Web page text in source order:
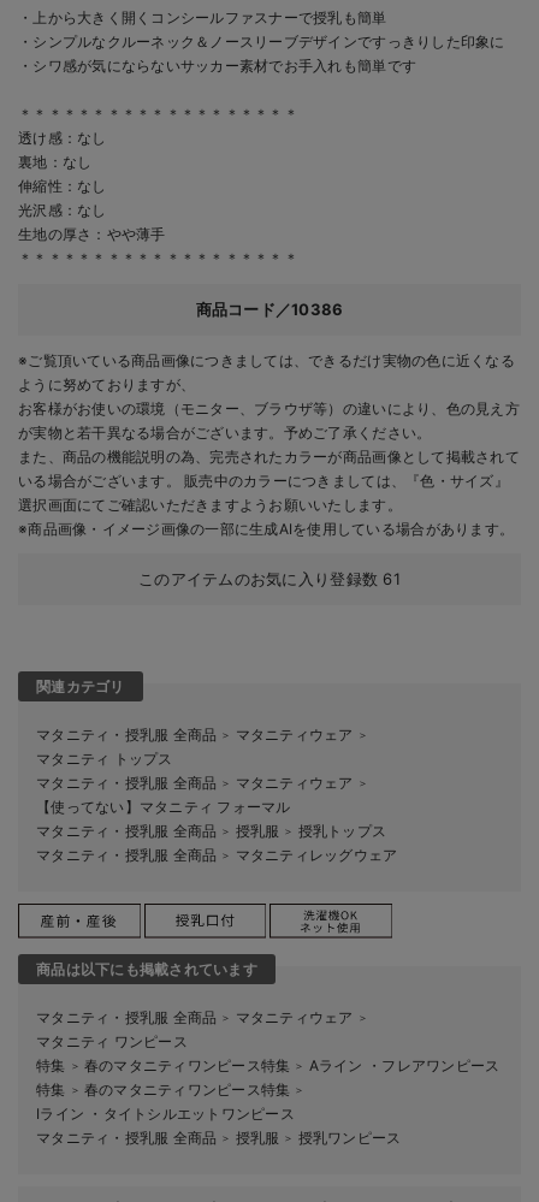
・上から大きく開くコンシールファスナーで授乳も簡単
・シンプルなクルーネック＆ノースリーブデザインですっきりした印象に
・シワ感が気にならないサッカー素材でお手入れも簡単です
＊＊＊＊＊＊＊＊＊＊＊＊＊＊＊＊＊＊＊
透け感：なし
裏地：なし
伸縮性：なし
光沢感：なし
生地の厚さ：やや薄手
＊＊＊＊＊＊＊＊＊＊＊＊＊＊＊＊＊＊＊
商品コード／10386
※ご覧頂いている商品画像につきましては、できるだけ実物の色に近くなる
ように努めておりますが、
お客様がお使いの環境（モニター、ブラウザ等）の違いにより、色の見え方
が実物と若干異なる場合がございます。予めご了承ください。
また、商品の機能説明の為、完売されたカラーが商品画像として掲載されて
いる場合がございます。 販売中のカラーにつきましては、『色・サイズ』
選択画面にてご確認いただきますようお願いいたします。
※商品画像・イメージ画像の一部に生成AIを使用している場合があります。
このアイテムのお気に入り登録数 61
関連カテゴリ
マタニティ・授乳服 全商品 ＞ マタニティウェア ＞
マタニティ トップス
マタニティ・授乳服 全商品 ＞ マタニティウェア ＞
【使ってない】マタニティ フォーマル
マタニティ・授乳服 全商品 ＞ 授乳服 ＞ 授乳トップス
マタニティ・授乳服 全商品 ＞ マタニティレッグウェア
商品は以下にも掲載されています
マタニティ・授乳服 全商品 ＞ マタニティウェア ＞
マタニティ ワンピース
特集
＞ 春のマタニティワンピース特集 ＞ Aライン ・フレアワンピース
特集
＞ 春のマタニティワンピース特集 ＞
Iライン ・タイトシルエットワンピース
マタニティ・授乳服 全商品 ＞ 授乳服 ＞ 授乳ワンピース